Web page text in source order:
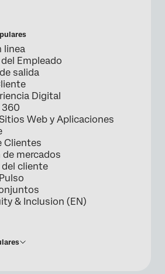
linea
Empleado
salida
Digital
360
Web y Aplicaciones
Clientes
mercados
cliente
& Inclusion (EN)